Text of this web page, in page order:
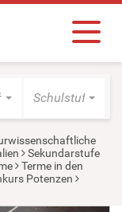
Schulstufe
Sekundarstufe
Terme in den
Potenzen